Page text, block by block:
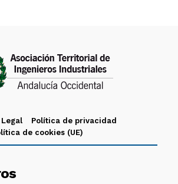
Legal
Política de privacidad
de cookies (UE)